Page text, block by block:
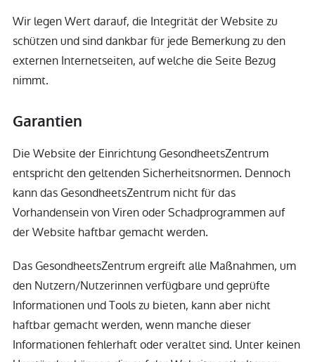
Wir legen Wert darauf, die Integrität der Website zu
schützen und sind dankbar für jede Bemerkung zu den
externen Internetseiten, auf welche die Seite Bezug
nimmt.
Garantien
Die Website der Einrichtung GesondheetsZentrum
entspricht den geltenden Sicherheitsnormen. Dennoch
kann das GesondheetsZentrum nicht für das
Vorhandensein von Viren oder Schadprogrammen auf
der Website haftbar gemacht werden.
Das GesondheetsZentrum ergreift alle Maßnahmen, um
den Nutzern/Nutzerinnen verfügbare und geprüfte
Informationen und Tools zu bieten, kann aber nicht
haftbar gemacht werden, wenn manche dieser
Informationen fehlerhaft oder veraltet sind. Unter keinen